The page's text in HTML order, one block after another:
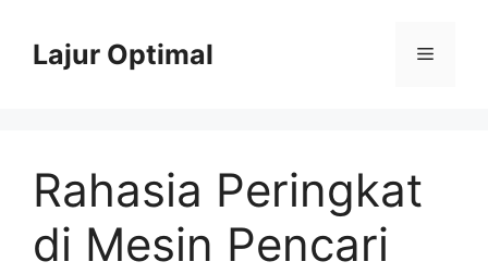
contentLajur Optimal Menu
Rahasia Peringkat
di Mesin Pencari